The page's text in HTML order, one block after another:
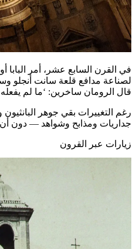
في القرن السابع عشر، أمر البابا
لصناعة مدافع قلعة سانت أنجلو
قال الرومان ساخرين: ‘ما لم يفعله
رغم التغييرات بقي جوهر
جداريات ومذابح وشواهد — دون أن
زيارات عبر القرون